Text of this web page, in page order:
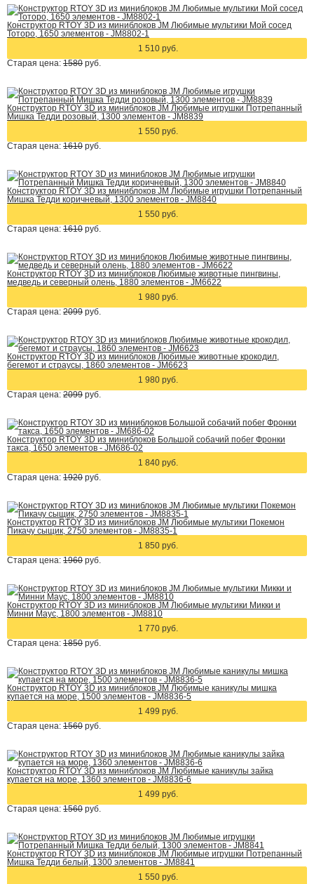
Конструктор RTOY 3D из миниблоков JM Любимые мультики Мой сосед
Тоторо, 1650 элементов - JM8802-1
1 510 руб.
Старая цена: 1580 руб.
Конструктор RTOY 3D из миниблоков JM Любимые игрушки Потрепанный
Мишка Тедди розовый, 1300 элементов - JM8839
1 550 руб.
Старая цена: 1610 руб.
Конструктор RTOY 3D из миниблоков JM Любимые игрушки Потрепанный
Мишка Тедди коричневый, 1300 элементов - JM8840
1 550 руб.
Старая цена: 1610 руб.
Конструктор RTOY 3D из миниблоков Любимые животные пингвины,
медведь и северный олень, 1880 элементов - JM6622
1 980 руб.
Старая цена: 2099 руб.
Конструктор RTOY 3D из миниблоков Любимые животные крокодил,
бегемот и страусы, 1860 элементов - JM6623
1 980 руб.
Старая цена: 2099 руб.
Конструктор RTOY 3D из миниблоков Большой собачий побег Фронки
такса, 1650 элементов - JM686-02
1 840 руб.
Старая цена: 1920 руб.
Конструктор RTOY 3D из миниблоков JM Любимые мультики Покемон
Пикачу сыщик, 2750 элементов - JM8835-1
1 850 руб.
Старая цена: 1960 руб.
Конструктор RTOY 3D из миниблоков JM Любимые мультики Микки и
Минни Маус, 1800 элементов - JM8810
1 770 руб.
Старая цена: 1850 руб.
Конструктор RTOY 3D из миниблоков JM Любимые каникулы мишка
купается на море, 1500 элементов - JM8836-5
1 499 руб.
Старая цена: 1560 руб.
Конструктор RTOY 3D из миниблоков JM Любимые каникулы зайка
купается на море, 1360 элементов - JM8836-6
1 499 руб.
Старая цена: 1560 руб.
Конструктор RTOY 3D из миниблоков JM Любимые игрушки Потрепанный
Мишка Тедди белый, 1300 элементов - JM8841
1 550 руб.